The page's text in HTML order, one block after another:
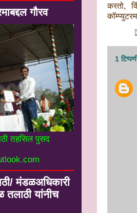
करतो,
1
गौरव
तहसिल पुसद
मंडळअधिकारी
तलाठी यांनीच